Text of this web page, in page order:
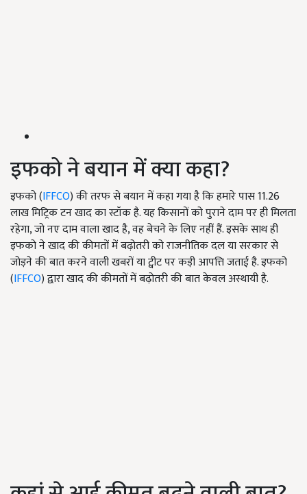
इफको ने बयान में क्या कहा?
इफको (IFFCO) की तरफ से बयान में कहा गया है कि हमारे पास 11.26
लाख मिट्रिक टन खाद का स्टॉक है. यह किसानों को पुराने दाम पर ही मिलता
रहेगा, जो नए दाम वाला खाद है, वह बेचने के लिए नहीं हैं. इसके साथ ही
इफको ने खाद की कीमतों में बढ़ोतरी को राजनीतिक दल या सरकार से
जोड़ने की बात करने वाली खबरों या ट्वीट पर कड़ी आपत्ति जताई है. इफको
(IFFCO) द्वारा खाद की कीमतों में बढ़ोतरी की बात केवल अस्थायी है.